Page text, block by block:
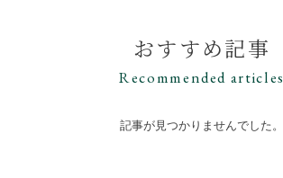
おすすめ記事
Recommended articles
記事が見つかりませんでした。